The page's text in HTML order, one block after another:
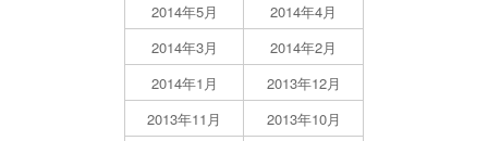
2014年5月
2014年4月
2014年3月
2014年2月
2014年1月
2013年12月
2013年11月
2013年10月